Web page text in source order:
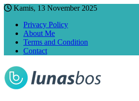
Kamis, 13 November 2025
Privacy Policy
About Me
Terms and Condition
Contact